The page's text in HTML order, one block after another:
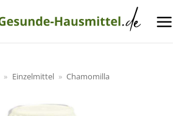
» Einzelmittel » Chamomilla